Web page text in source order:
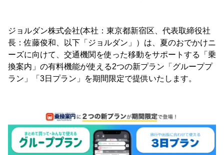
ジョルダン株式会社(本社：東京都新宿区、代表取締役社
長：佐藤俊和、以下「ジョルダン」）は、夏のおでかけニ
ーズに向けて、交通機関を使った移動をサポートする「乗
換案内」の有料機能が使える2つの新プラン「グループプ
ラン」「3日プラン」を期間限定で提供いたします。